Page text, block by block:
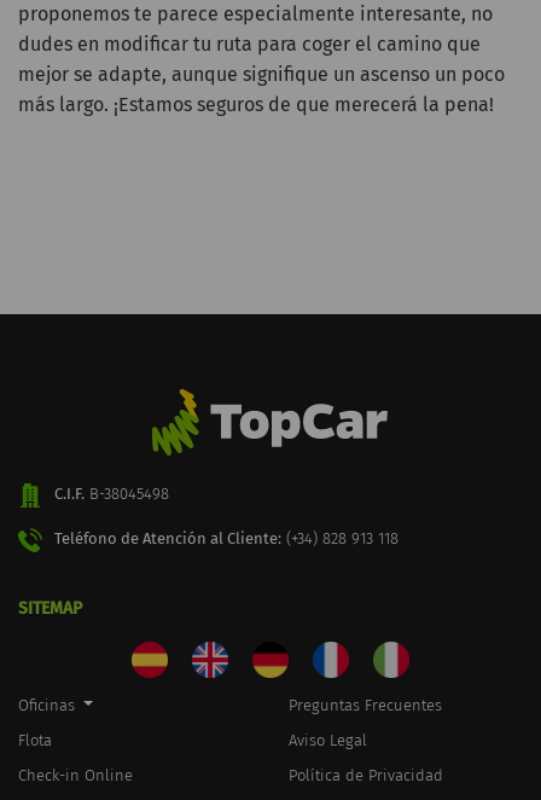
proponemos te parece especialmente interesante, no
dudes en modificar tu ruta para coger el camino que
mejor se adapte, aunque signifique un ascenso un poco
más largo. ¡Estamos seguros de que merecerá la pena!
C.I.F. B-38045498
Teléfono de Atención al Cliente: (+34) 828 913 118
SITEMAP
Oficinas
Flota
Check-in Online
Preguntas Frecuentes
Aviso Legal
Política de Privacidad